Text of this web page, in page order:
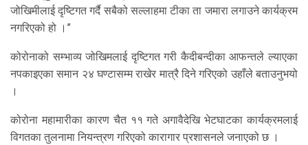
जोखिमीलाई दृष्टिगत गर्दै सबैको सल्लाहमा टीका ता जमारा लगाउने कार्यक्रम
नगरिएको हो ।”
कोरोनाको सम्भाव्य जोखिमलाई दृष्टिगत गरी कैदीबन्दीका आफन्तले ल्याएका
नपकाइएका समान २४ घण्टासम्म राखेर मात्रै दिने गरिएको उहाँले बताउनुभयो
।
कोरोना महामारीका कारण चैत ११ गते अगावैदेखि भेटघाटका कार्यक्रमलाई
विगतका तुलनामा नियन्त्रण गरिएको कारागार प्रशासनले जनाएको छ ।